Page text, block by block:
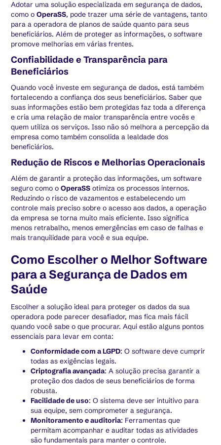
Adotar uma solução especializada em segurança de dados,
como oOperaSS, pode trazer uma série de vantagens, tanto
para a operadora de planos de saúde quanto para seus
beneficiários. Além de proteger as informações, o software
promove melhorias em várias frentes.
Confiabilidade e Transparência para
Beneficiários
Quando você investe em segurança de dados, está também
fortalecendo a confiança dos seus beneficiários. Saber que
suas informações estão bem protegidas faz toda a diferença
e cria uma relação de maior transparência entre vocês e
quem utiliza os serviços. Isso não só melhora a percepção da
empresa como também consolida a lealdade dos
beneficiários.
Redução de Riscos e Melhorias Operacionais
Além de garantir a proteção das informações, um software
seguro como oOperaSS otimiza os processos internos.
Reduzindo o risco de vazamentos e estabelecendo um
controle mais preciso sobre o acesso aos dados, a operação
da empresa se torna muito mais eficiente. Isso significa
menos retrabalho, menos emergências em caso de falhas e
mais tranquilidade para você e sua equipe.
Como Escolher o Melhor Software
para a Segurança de Dados em
Saúde
Escolher a solução ideal para proteger os dados da sua
operadora pode parecer desafiador, mas fica mais fácil
quando você sabe o que procurar. Aqui estão alguns pontos
essenciais para levar em conta:
Conformidade com a LGPD: O software deve cumprir
todas as exigências legais.
Criptografia avançada: A solução precisa garantir a
proteção dos dados de seus beneficiários de forma
robusta.
Facilidade de uso: O sistema deve ser intuitivo para
sua equipe, sem comprometer a segurança.
Monitoramento e auditoria: Ferramentas que
permitam acompanhar e auditar todas as atividades
são fundamentais para manter o controle.